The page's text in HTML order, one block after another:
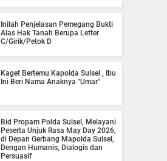
Inilah Penjelasan Pemegang Bukti
Alas Hak Tanah Berupa Letter
C/Girik/Petok D
Kaget Bertemu Kapolda Sulsel , Ibu
Ini Beri Nama Anaknya "Umar"
Bid Propam Polda Sulsel, Melayani
Peserta Unjuk Rasa May Day 2026,
di Depan Gerbang Mapolda Sulsel,
Dengan Humanis, Dialogis dan
Persuasif